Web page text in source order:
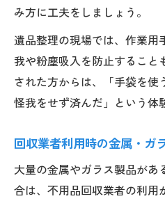
み方に工夫をしましょう。
遺品整理の現場では、作業用
我や粉塵吸入を防止すること
された方からは、「手袋を使
怪我をせず済んだ」という体
回収業者利用時の金属・ガ
大量の金属やガラス製品が
合は、不用品回収業者の利用